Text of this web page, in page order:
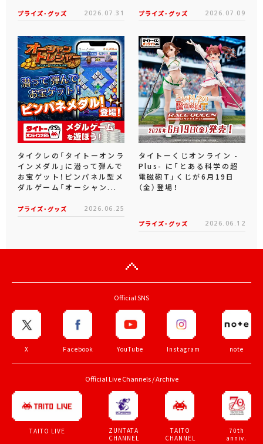
プライズ・グッズ 2026.07.31 プライズ・グッズ 2026.07.09
タイクレの「タイトーオンラ
インメダル」に潜って弾んで
お宝ゲット！ピンパネル型メ
ダルゲーム「オーシャン...
プライズ・グッズ 2026.06.25
タイトーくじオンライン -
Plus- に「とある科学の超
電磁砲T」くじが6月19日
（金）登場！
プライズ・グッズ 2026.06.12
Official SNS
X Facebook YouTube Instagram note
Official Live Channels / Archive
TAITO LIVE
ZUNTATA
CHANNEL
TAITO
CHANNEL
70th
anniv.